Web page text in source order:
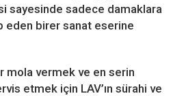
sayesinde sadece damaklara
eden birer sanat eserine
mola vermek ve en serin
etmek için LAV’ın sürahi ve